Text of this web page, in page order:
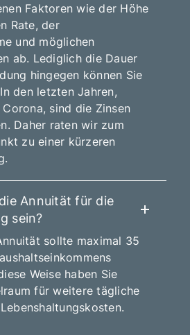
Faktoren wie der Höhe
Rate, der
und möglichen
ab. Lediglich die Dauer
hingegen können Sie
den letzten Jahren,
sind die Zinsen
Daher raten wir zum
zu einer kürzeren
Annuität für die
sein?
sollte maximal 35
Weise haben Sie
für weitere tägliche